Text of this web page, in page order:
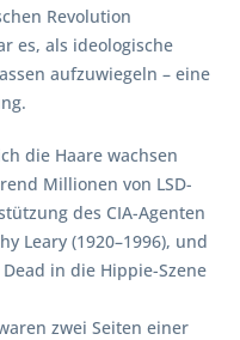
Revolution
es, als ideologische
aufzuwiegeln – eine
die Haare wachsen
Millionen von LSD-
des CIA-Agenten
Leary (1920–1996), und
in die Hippie-Szene
zwei Seiten einer